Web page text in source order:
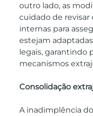
outro lado, as
cuidado de
internas para
estejam
legais, garantindo
mecanismos
Consolidação
A inadimplência